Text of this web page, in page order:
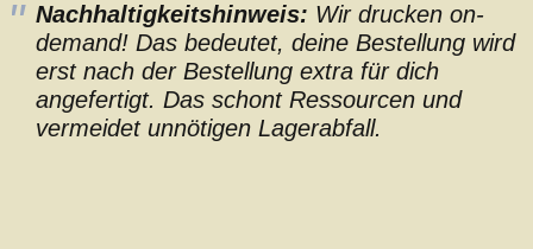
Nachhaltigkeitshinweis: Wir drucken on-
demand! Das bedeutet, deine Bestellung wird
erst nach der Bestellung extra für dich
angefertigt. Das schont Ressourcen und
vermeidet unnötigen Lagerabfall.